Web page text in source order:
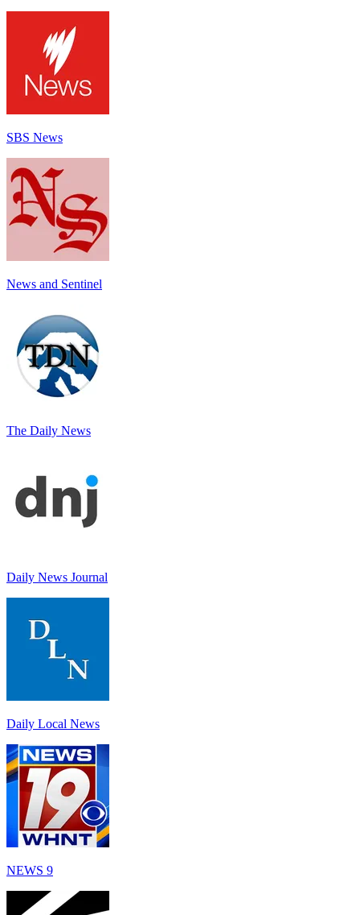
SBS News
News and Sentinel
The Daily News
Daily News Journal
Daily Local News
NEWS 9